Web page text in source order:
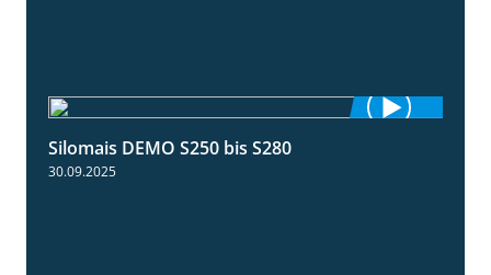
Silomais DEMO S250 bis S280
30.09.2025